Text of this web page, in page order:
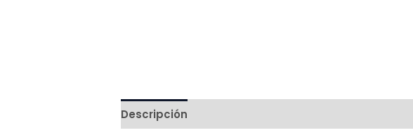
Descripción